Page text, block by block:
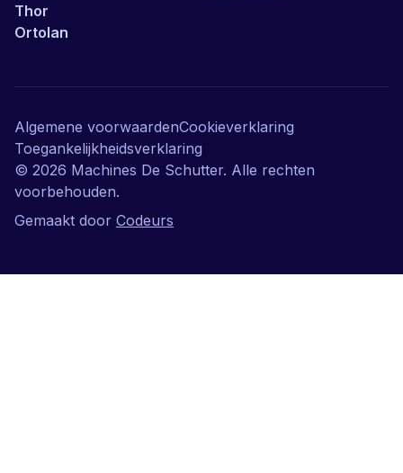
Thor
Ortolan
© 2026 Machines De Schutter. Alle rechten
voorbehouden.
Gemaakt door Codeurs
Algemene voorwaardenCookieverklaring
Toegankelijkheidsverklaring